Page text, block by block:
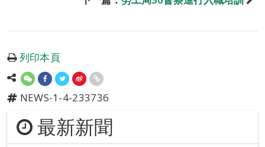
列印本頁
NEWS-1-4-233736
最新新聞